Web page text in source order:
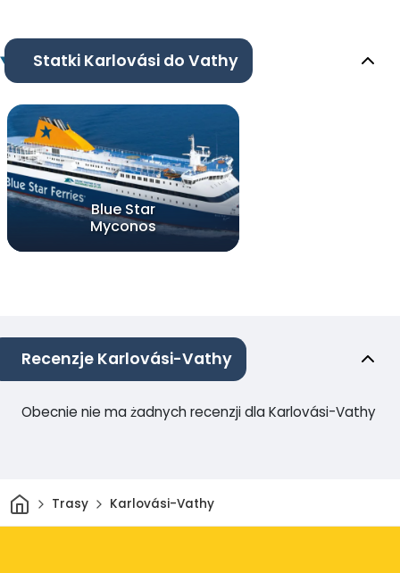
Statki Karlovási do Vathy
Blue Star
Myconos
Recenzje Karlovási-Vathy
Obecnie nie ma żadnych recenzji dla Karlovási-Vathy
DomTrasy Karlovási-Vathy